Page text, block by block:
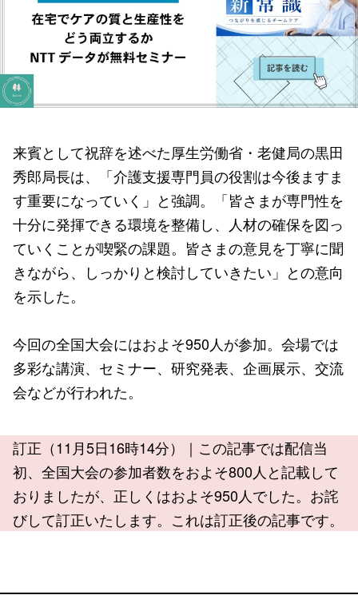
来賓として祝辞を述べた厚生労働省・老健局の黒田
秀郎局長は、「介護支援専門員の役割は今後ますま
す重要になっていく」と強調。「皆さまが専門性を
十分に発揮できる環境を整備し、人材の確保を図っ
ていくことが喫緊の課題。皆さまの意見を丁寧に聞
きながら、しっかりと検討していきたい」との意向
を示した。
今回の全国大会にはおよそ950人が参加。会場では
多彩な講演、セミナー、研究発表、企画展示、交流
会などが行われた。
訂正（11月5日16時14分）｜この記事では配信当
初、全国大会の参加者数をおよそ800人と記載して
おりましたが、正しくはおよそ950人でした。お詫
びして訂正いたします。これは訂正後の記事です。